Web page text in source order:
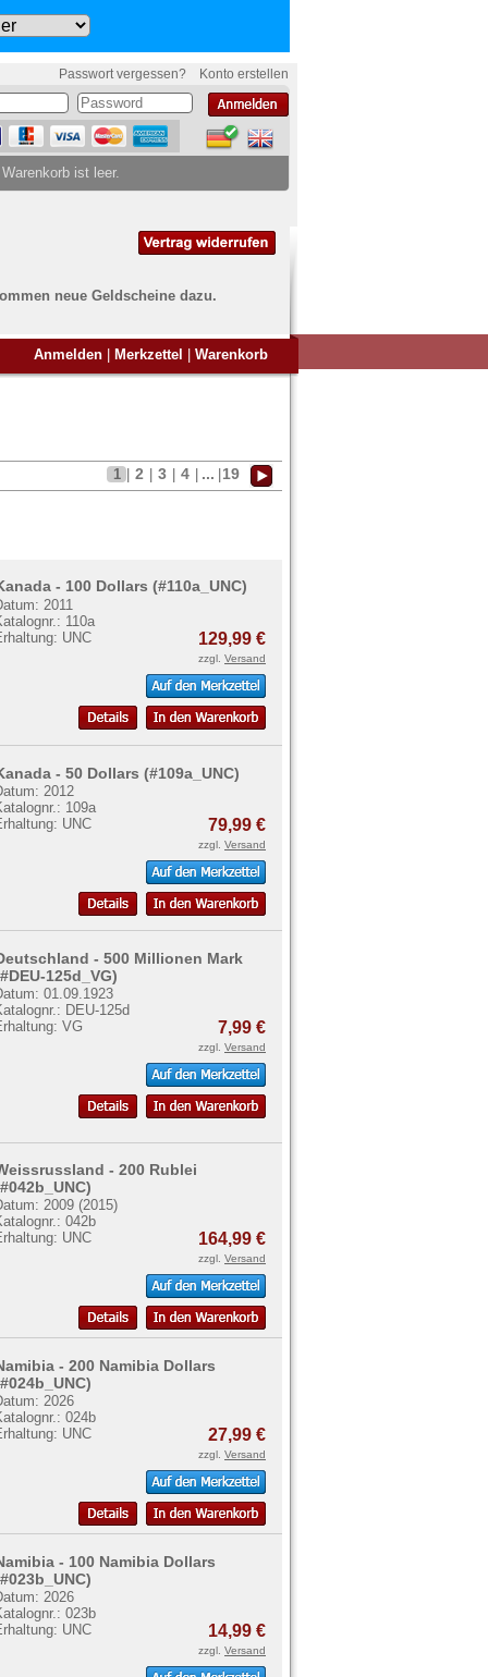
Passwort vergessen? Konto erstellen
ist leer.
neue Geldscheine dazu.
Sie Banknoten
zum Ankauf finden
Anmelden Merkzettel Warenkorb
1 2 3 4 ... 19
- 100 Dollars (#110a_UNC)
2011
110a
UNC
129,99 €
zzgl. Versand
- 50 Dollars (#109a_UNC)
2012
109a
UNC
79,99 €
zzgl. Versand
- 500 Millionen Mark
125d_VG)
01.09.1923
DEU-125d
VG
7,99 €
zzgl. Versand
- 200 Rublei
2009 (2015)
042b
UNC
164,99 €
zzgl. Versand
- 200 Namibia Dollars
2026
024b
UNC
27,99 €
zzgl. Versand
- 100 Namibia Dollars
2026
023b
UNC
14,99 €
zzgl. Versand